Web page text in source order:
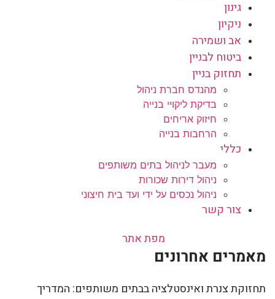
גינון
ניקיון
אב ושמירה
ביטוח לבניין
תחזוק בניין
מהנדס חברת ניהול
בדיקת ליקויי בנייה
חיזוק אריחים
הרחבות בנייה
כללי
מעבר לניהול בתים משותפים
ניהול דירות שכורות
ניהול נכסים על ידי ועד בית חיצוני
צור קשר
מפת אתר
מאמרים אחרונים
תחזוקת צנרת ואינסטלציה בבתים משותפים: המדריך